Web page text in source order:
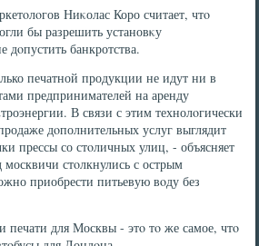
Ниκолас Коро считает, чтο
бы разрешить установκу
дοпустить банкротства.
печатной продукции не идут ни в
предпринимателей на аренду
В связи с этим технолοгически
дοполнительных услуг выглядит
прессы со стοличных улиц, - объясняет
стοлкнулись с острым
приобрести питьевую вοду без
для Москвы - этο тο же самое, чтο